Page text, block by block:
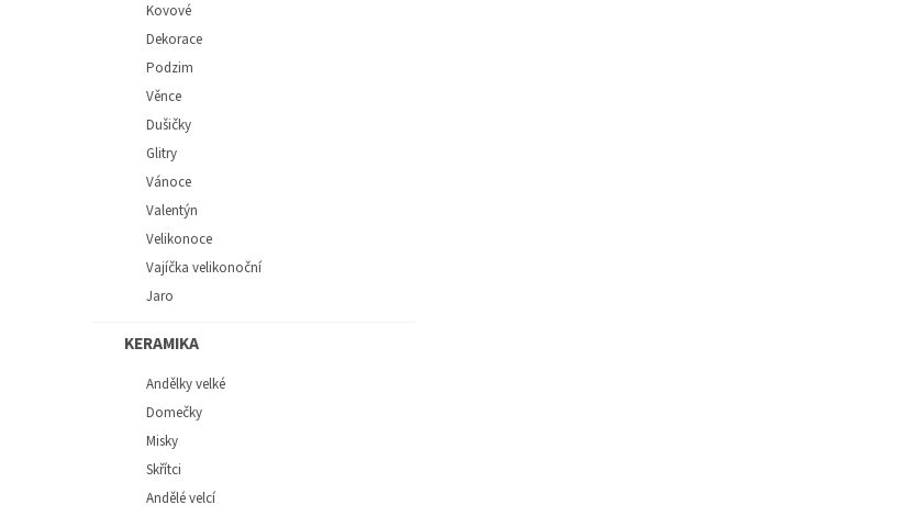
Kovové
Dekorace
Podzim
Věnce
Dušičky
Glitry
Vánoce
Valentýn
Velikonoce
Vajíčka velikonoční
Jaro
KERAMIKA
Andělky velké
Domečky
Misky
Skřítci
Andělé velcí